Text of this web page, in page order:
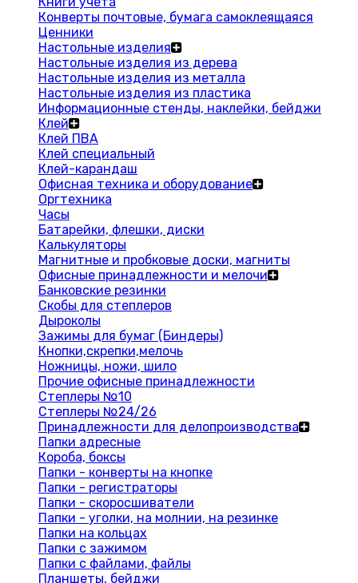
Конверты почтовые, бумага самоклеящаяся
Ценники
Настольные изделия
Настольные изделия из дерева
Настольные изделия из металла
Настольные изделия из пластика
Информационные стенды, наклейки, бейджи
Клей
Клей ПВА
Клей специальный
Клей-карандаш
Офисная техника и оборудование
Оргтехника
Часы
Батарейки, флешки, диски
Калькуляторы
Магнитные и пробковые доски, магниты
Офисные принадлежности и мелочи
Банковские резинки
Скобы для степлеров
Дыроколы
Зажимы для бумаг (Биндеры)
Кнопки,скрепки,мелочь
Ножницы, ножи, шило
Прочие офисные принадлежности
Степлеры №10
Степлеры №24/26
Принадлежности для делопроизводства
Папки адресные
Короба, боксы
Папки - конверты на кнопке
Папки - регистраторы
Папки - скоросшиватели
Папки - уголки, на молнии, на резинке
Папки на кольцах
Папки с зажимом
Папки с файлами, файлы
Планшеты, бейджи